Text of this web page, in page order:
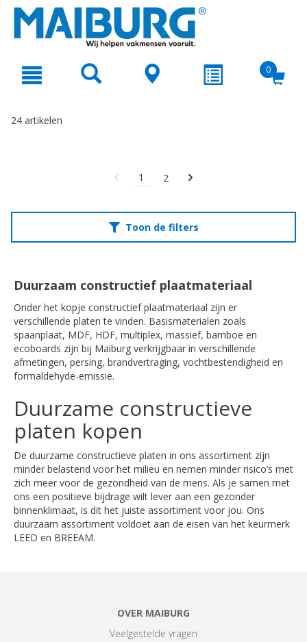
text.skipToNavigation
0
24 artikelen
1 2
Toon de filters
Duurzaam constructief plaatmateriaal
Onder het kopje constructief plaatmateriaal zijn er
verschillende platen te vinden. Basismaterialen zoals
spaanplaat, MDF, HDF, multiplex, massief, bamboe en
ecoboards zijn bij Maiburg verkrijgbaar in verschillende
afmetingen, persing, brandvertraging, vochtbestendigheid en
formaldehyde-emissie.
Duurzame constructieve
platen kopen
De duurzame constructieve platen in ons assortiment zijn
minder belastend voor het milieu en nemen minder risico’s met
zich meer voor de gezondheid van de mens. Als je samen met
ons een positieve bijdrage wilt lever aan een gezonder
binnenklimaat, is dit het juiste assortiment voor jou. Ons
duurzaam assortiment voldoet aan de eisen van het keurmerk
LEED en BREEAM.
OVER MAIBURG
Veelgestelde vragen